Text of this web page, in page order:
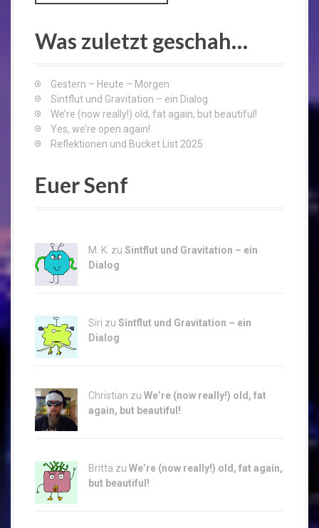
c
h
Was zuletzt geschah…
Gestern – Heute – Morgen
Sintflut und Gravitation – ein Dialog
We’re (now really!) old, fat again, but beautiful!
Yes, we’re open again!
Reflektionen und Bucket List 2025
Euer Senf
M. K. zu Sintflut und Gravitation – ein
Dialog
Siri zu Sintflut und Gravitation – ein
Dialog
Christian zu We’re (now really!) old, fat
again, but beautiful!
Britta zu We’re (now really!) old, fat again,
but beautiful!